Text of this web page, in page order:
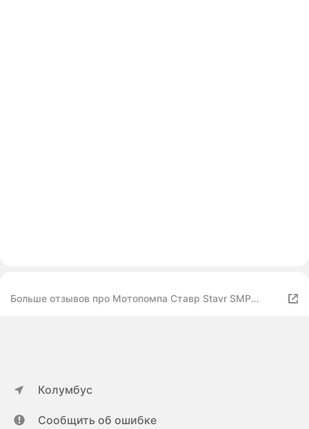
Больше отзывов про Мотопомпа Ставр Stavr SMP
Колумбус
Сообщить об ошибке